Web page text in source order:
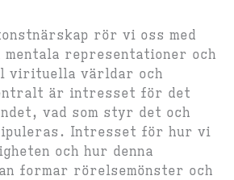
rör vi oss med
mentala representationer och
virituella världar och
är intresset för det
vad som styr det och
Intresset för hur vi
och hur denna
formar rörelsemönster och